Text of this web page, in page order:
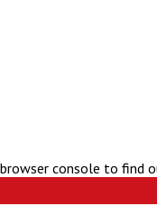
console to find